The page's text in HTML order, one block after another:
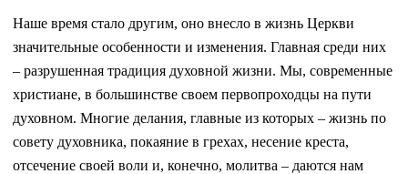
Наше время стало другим, оно внесло в жизнь Церкви
значительные особенности и изменения. Главная среди них
– разрушенная традиция духовной жизни. Мы, современные
христиане, в большинстве своем первопроходцы на пути
духовном. Многие делания, главные из которых – жизнь по
совету духовника, покаяние в грехах, несение креста,
отсечение своей воли и, конечно, молитва – даются нам